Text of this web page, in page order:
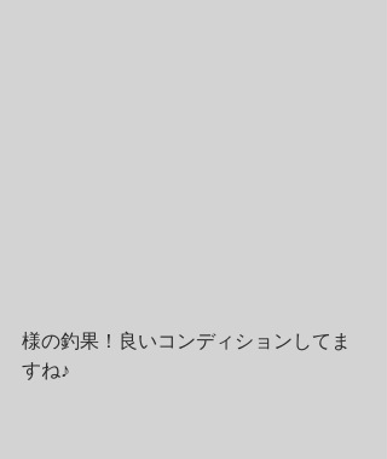
様の釣果！良いコンディションしてま
すね♪